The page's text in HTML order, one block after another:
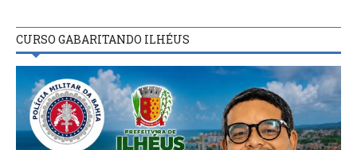
CURSO GABARITANDO ILHÉUS